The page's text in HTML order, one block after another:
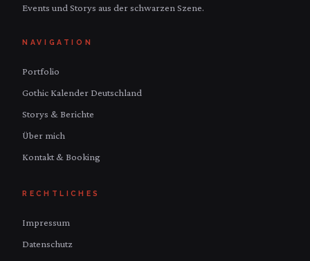
Events und Storys aus der schwarzen Szene.
NAVIGATION
Portfolio
Gothic Kalender Deutschland
Storys & Berichte
Über mich
Kontakt & Booking
RECHTLICHES
Impressum
Datenschutz